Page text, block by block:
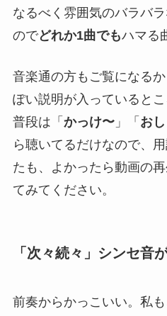
なるべく雰囲気のバラバ
のでどれか1曲でもハマる
音楽通の方もご覧になる
ぽい説明が入っていると
普段は「 かっけ〜」「 お
ら聴いてるだけなので、
たも、よかったら動画の
てみてください。
「次々続々」シンセ音
前奏からかっこいい。私